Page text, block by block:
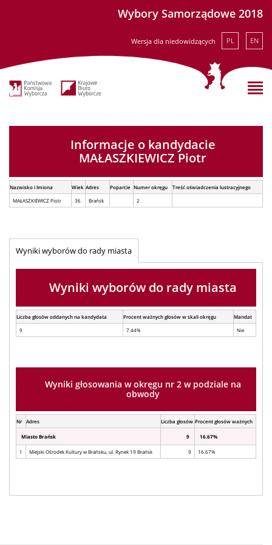
Wybory Samorządowe 2018
Wersja dla niedowidzących PL EN
Informacje o kandydacie
MAŁASZKIEWICZ Piotr
Nazwisko i Imiona Wiek Adres Poparcie Numer okręgu
Treść oświadczenia lustracyjnego
MAŁASZKIEWICZ Piotr
36 Brańsk 2
Wyniki wyborów do rady miasta
Wyniki wyborów do rady miasta
Liczba głosów oddanych na kandydata Procent ważnych głosów w skali okręgu
Mandat
9
7.44% Nie
Wyniki głosowania w okręgu nr 2 w podziale na
obwody
Nr Adres Liczba głosów Procent głosów ważnych
Miasto Brańsk 9 16.67%
1 Miejski Ośrodek Kultury w Brańsku, ul. Rynek 19 Brańsk 9 16.67%